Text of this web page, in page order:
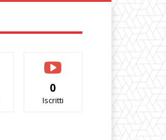
0
Iscritti